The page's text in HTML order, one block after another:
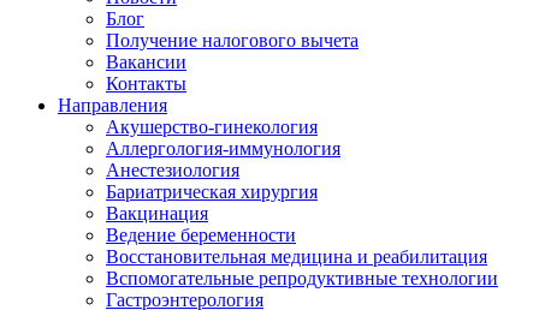
Блог
Получение налогового вычета
Вакансии
Контакты
Направления
Акушерство-гинекология
Аллергология-иммунология
Анестезиология
Бариатрическая хирургия
Вакцинация
Ведение беременности
Восстановительная медицина и реабилитация
Вспомогательные репродуктивные технологии
Гастроэнтерология